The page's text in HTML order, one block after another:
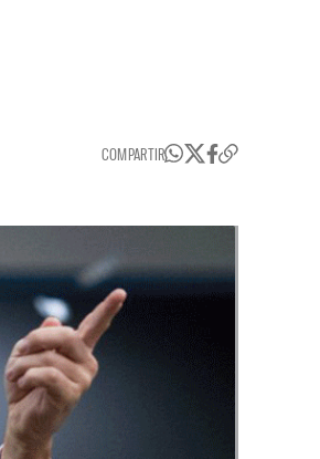
COMPARTIR